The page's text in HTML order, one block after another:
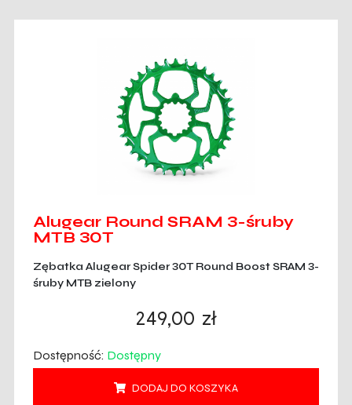
Alugear Round SRAM 3-śruby
MTB 30T
Zębatka Alugear Spider 30T Round Boost SRAM 3-
śruby MTB zielony
249,00 zł
Dostępność: Dostępny
DODAJ DO KOSZYKA